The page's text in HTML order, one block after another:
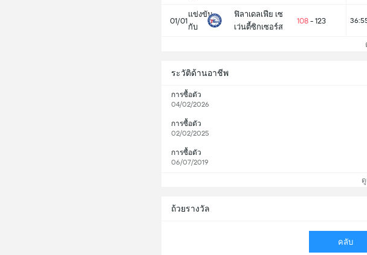
01/01
แข่งขัน
กับ
ฟิลาเดลเฟีย เซ
เว่นตี้ซิกเซอร์ส
108 - 123
ระวัติด้านอาชีพ
การซื้อตัว
04/02/2026
การซื้อตัว
02/02/2025
การซื้อตัว
06/07/2019
ถ้วยรางวัล
คลับ